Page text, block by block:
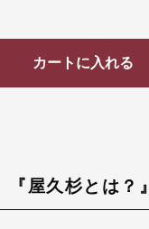
カートに入れる
『屋久杉とは？』